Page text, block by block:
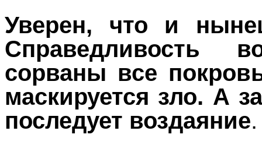
Уверен, что и
Справедливость
сорваны все
маскируется зло. А
последует воздаяние.